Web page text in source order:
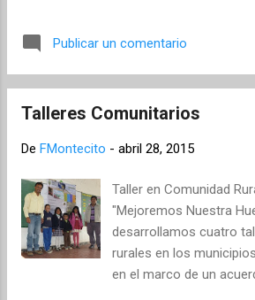
desembocadura,
afluentes, y todos los
recuperación y
adultos, en el campo y
nuevamente en lo que
vital de la región, un
útil a beneficiarios que
Publicar un comentario
Talleres Comunitarios
De FMontecito - abril 28, 2015
Taller en Comunidad
"Mejoremos Nuestra
desarrollamos cuatro
rurales en los
en el marco de un